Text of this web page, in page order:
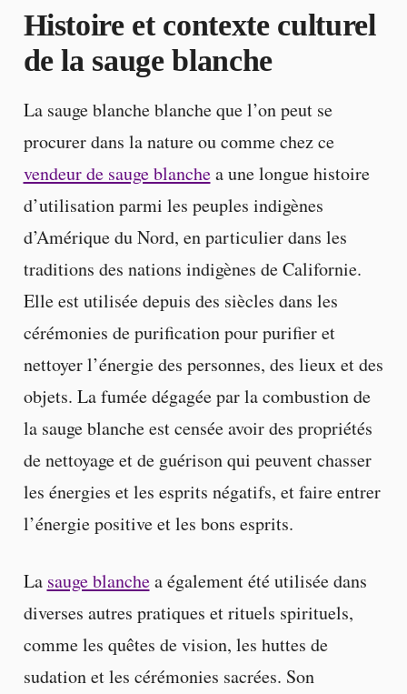
Histoire et contexte culturel
de la sauge blanche
La sauge blanche blanche que l’on peut se
procurer dans la nature ou comme chez ce
vendeur de sauge blanchea une longue histoire
d’utilisation parmi les peuples indigènes
d’Amérique du Nord, en particulier dans les
traditions des nations indigènes de Californie.
Elle est utilisée depuis des siècles dans les
cérémonies de purification pour purifier et
nettoyer l’énergie des personnes, des lieux et des
objets. La fumée dégagée par la combustion de
la sauge blanche est censée avoir des propriétés
de nettoyage et de guérison qui peuvent chasser
les énergies et les esprits négatifs, et faire entrer
l’énergie positive et les bons esprits.
La sauge blanchea également été utilisée dans
diverses autres pratiques et rituels spirituels,
comme les quêtes de vision, les huttes de
sudation et les cérémonies sacrées. Son